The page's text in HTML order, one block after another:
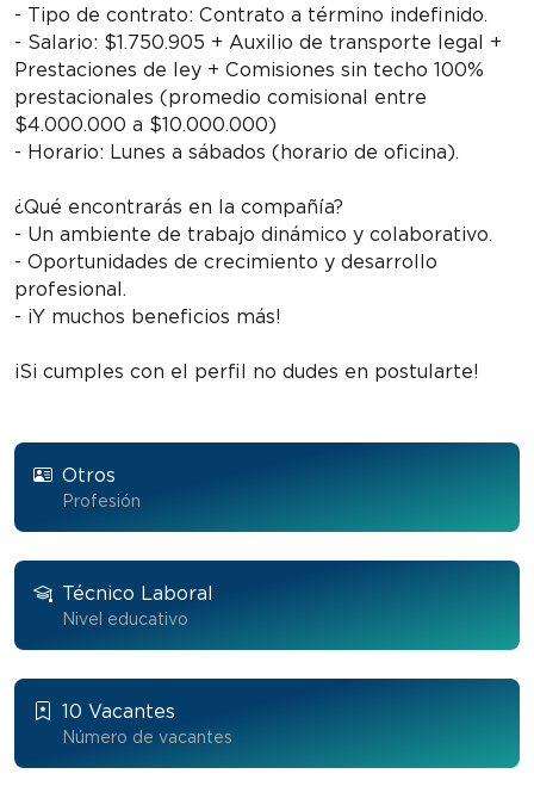
- Tipo de contrato: Contrato a término indefinido.
- Salario: $1.750.905 + Auxilio de transporte legal +
Prestaciones de ley + Comisiones sin techo 100%
prestacionales (promedio comisional entre
$4.000.000 a $10.000.000)
- Horario: Lunes a sábados (horario de oficina).
¿Qué encontrarás en la compañía?
- Un ambiente de trabajo dinámico y colaborativo.
- Oportunidades de crecimiento y desarrollo
profesional.
- ¡Y muchos beneficios más!
¡Si cumples con el perfil no dudes en postularte!
Otros
Profesión
Técnico Laboral
Nivel educativo
10 Vacantes
Número de vacantes